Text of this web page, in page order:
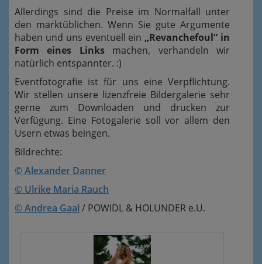
Allerdings sind die Preise im Normalfall unter
den marktüblichen. Wenn Sie gute Argumente
haben und uns eventuell ein „Revanchefoul“ in
Form eines Linksmachen, verhandeln wir
natürlich entspannter. :)
Eventfotografie ist für uns eine Verpflichtung.
Wir stellen unsere lizenzfreie Bildergalerie sehr
gerne zum Downloaden und drucken zur
Verfügung. Eine Fotogalerie soll vor allem den
Usern etwas beingen.
Bildrechte:
© Alexander Danner
© Ulrike Maria Rauch
© Andrea Gaal / POWIDL & HOLUNDER e.U.